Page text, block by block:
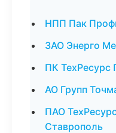
НПП Пак
ЗАО Энерго
ПК
АО Групп
ПАО
Ставрополь